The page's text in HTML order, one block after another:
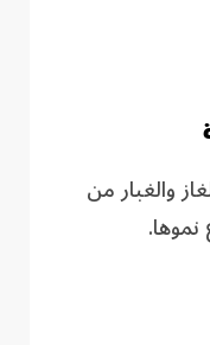
والغبار من
.